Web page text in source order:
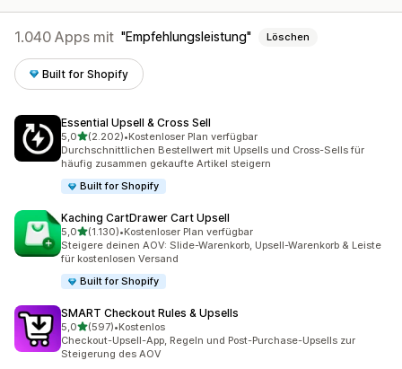
1.040 Apps mit Empfehlungsleistung Löschen
Built for Shopify
Essential Upsell & Cross Sell
5,0von 5 Sternen
(2.202)
2202 Rezensionen insgesamt
•Kostenloser Plan verfügbar
Durchschnittlichen Bestellwert mit Upsells und Cross-Sells für
häufig zusammen gekaufte Artikel steigern
Built for Shopify
Kaching CartDrawer Cart Upsell
5,0von 5 Sternen
(1.130)
1130 Rezensionen insgesamt
•Kostenloser Plan verfügbar
Steigere deinen AOV: Slide-Warenkorb, Upsell-Warenkorb & Leiste
für kostenlosen Versand
Built for Shopify
SMART Checkout Rules & Upsells
5,0von 5 Sternen
(597)
597 Rezensionen insgesamt
•Kostenlos
Checkout-Upsell-App, Regeln und Post-Purchase-Upsells zur
Steigerung des AOV